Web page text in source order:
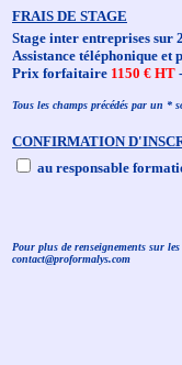
FRAIS DE STAGE
Stage inter entreprises sur
Assistance téléphonique
Prix forfaitaire 1150 € HT
Tous les champs précédés par un *
CONFIRMATION
au responsable
Pour plus de renseignements sur
contact@proformalys.com